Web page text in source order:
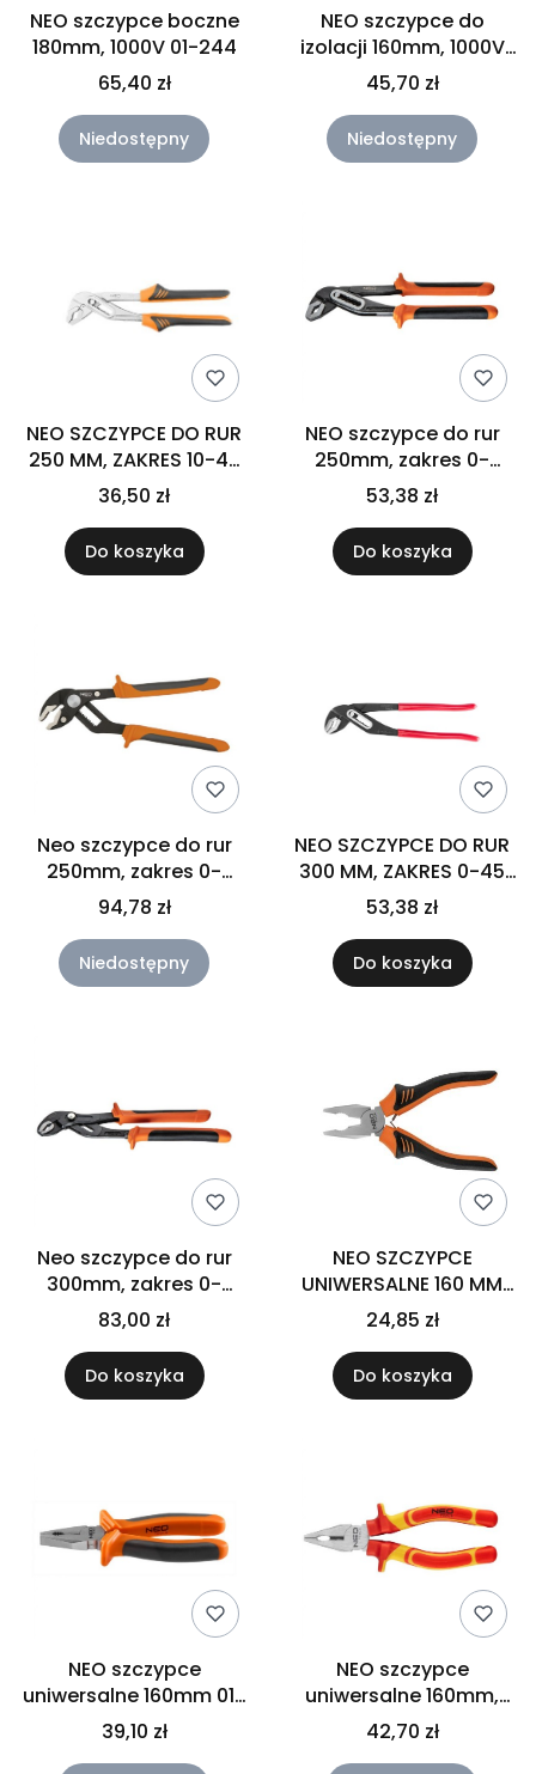
NEO szczypce boczne
180mm, 1000V 01-244
65,40 zł
Niedostępny
NEO szczypce do
izolacji 160mm, 1000V
01-229
45,70 zł
Niedostępny
NEO SZCZYPCE DO RUR
250 MM, ZAKRES 10-45
MM 02-401
36,50 zł
Do koszyka
NEO szczypce do rur
250mm, zakres 0-
36mm 01-202
53,38 zł
Do koszyka
Neo szczypce do rur
250mm, zakres 0-
42mm 01-204
94,78 zł
Niedostępny
NEO SZCZYPCE DO RUR
300 MM, ZAKRES 0-45
MM 02-413
53,38 zł
Do koszyka
Neo szczypce do rur
300mm, zakres 0-
46mm 01-203
83,00 zł
Do koszyka
NEO SZCZYPCE
UNIWERSALNE 160 MM
01-250
24,85 zł
Do koszyka
NEO szczypce
uniwersalne 160mm 01-
010
39,10 zł
NEO szczypce
uniwersalne 160mm,
1000V 01-220
42,70 zł